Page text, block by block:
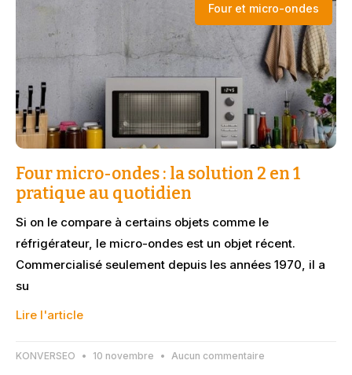
Four et micro-ondes
Four micro-ondes : la solution 2 en 1
pratique au quotidien
Si on le compare à certains objets comme le
réfrigérateur, le micro-ondes est un objet récent.
Commercialisé seulement depuis les années 1970, il a
su
Lire l'article
KONVERSEO 10 novembre Aucun commentaire